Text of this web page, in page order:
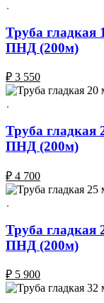
Труба гладкая
ПНД (200м)
₽ 3 550
Труба гладкая
ПНД (200м)
₽ 4 700
Труба гладкая
ПНД (200м)
₽ 5 900